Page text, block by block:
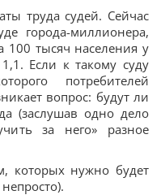
труда судей. Сейчас
города-миллионера,
100 тысяч населения у
Если к такому суду
потребителей
вопрос: будут ли
(заслушав одно дело
за него» разное
которых нужно будет